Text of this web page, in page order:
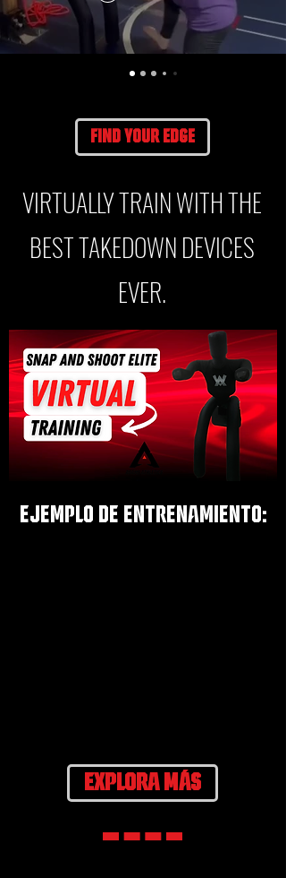
find your edge
VIRTUALLY TRAIN WITH THE
BEST TAKEDOWN DEVICES
EVER.
EJEMPLO DE ENTRENAMIENTO:
EXPLORA MÁS